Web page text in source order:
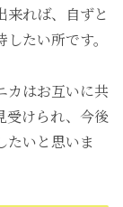
来れば、自ずと
たい所です。
カはお互いに共
受けられ、今後
たいと思いま